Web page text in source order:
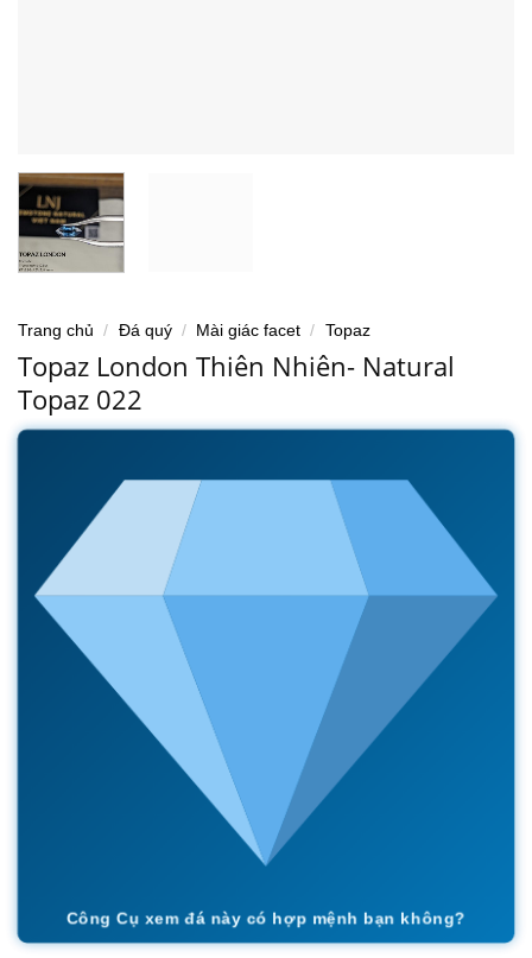
Trang chủ / Đá quý / Mài giác facet / Topaz
Topaz London Thiên Nhiên- Natural
Topaz 022
Công Cụ xem đá này có hợp mệnh bạn không?